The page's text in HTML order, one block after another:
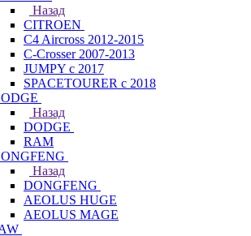
Назад
CITROEN
C4 Aircross 2012-2015
C-Crosser 2007-2013
JUMPY с 2017
SPACETOURER с 2018
Назад
DODGE
RAM
Назад
DONGFENG
AEOLUS HUGE
AEOLUS MAGE